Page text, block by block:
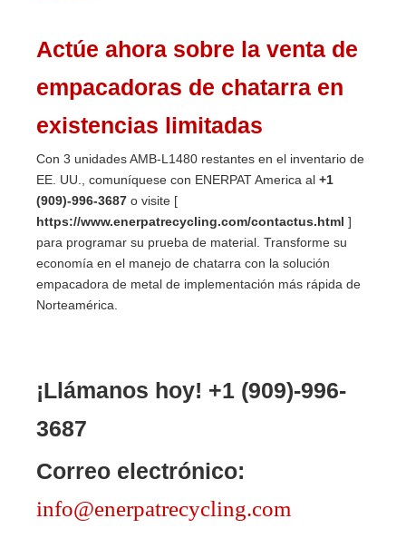
Actúe ahora sobre la venta de
empacadoras de chatarra en
existencias limitadas
Con 3 unidades AMB-L1480 restantes en el inventario de
EE. UU., comuníquese con ENERPAT America al +1
(909)-996-3687 o visite [
https://www.enerpatrecycling.com/contactus.html ]
para programar su prueba de material. Transforme su
economía en el manejo de chatarra con la solución
empacadora de metal de implementación más rápida de
Norteamérica.
¡Llámanos hoy! +1 (909)-996-
3687
Correo electrónico:
info@enerpatrecycling.com